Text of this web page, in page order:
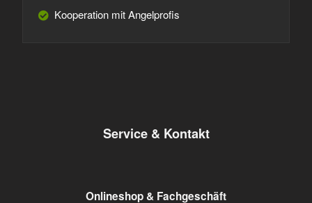
Kooperation mit Angelprofis
Service & Kontakt
Onlineshop & Fachgeschäft